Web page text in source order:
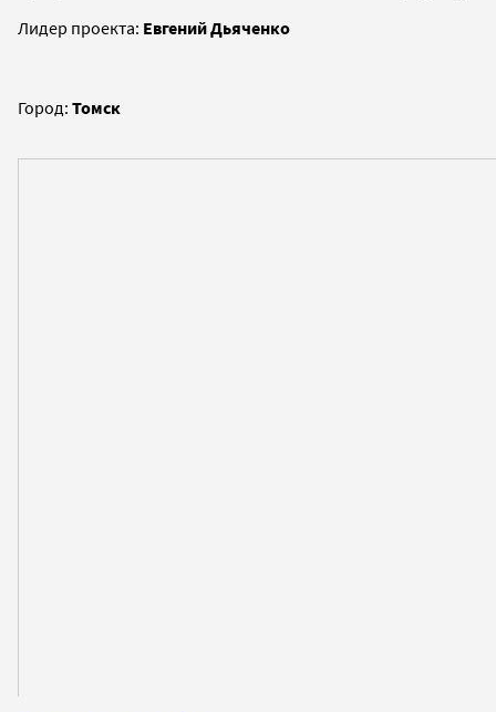
Лидер проекта: Евгений Дьяченко
Город: Томск